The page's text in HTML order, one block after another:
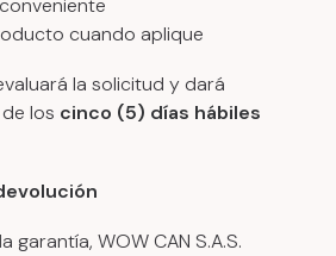
cuando aplique
la solicitud y dará
los cinco (5) días hábiles
garantía, WOW CAN S.A.S.